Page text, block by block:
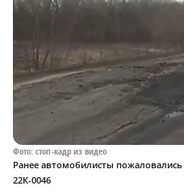
Фото: стоп-кадр из видео
Ранее автомобилисты
22К-0046